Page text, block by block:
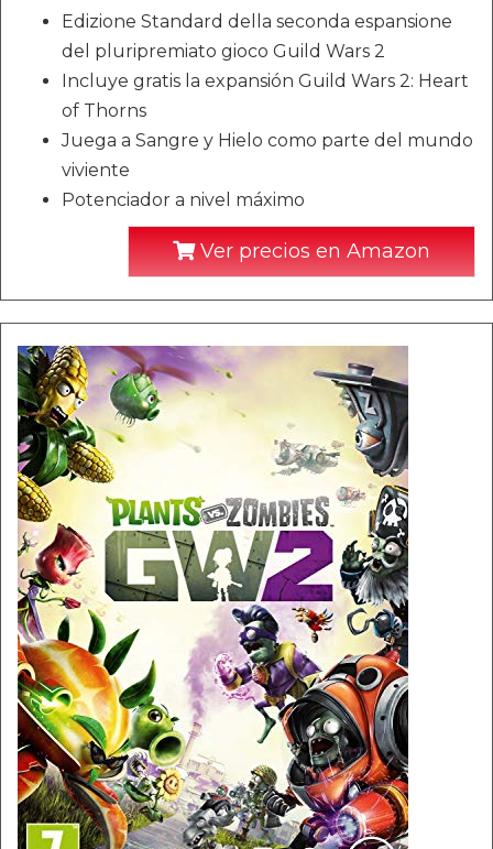
Edizione Standard della seconda espansione
del pluripremiato gioco Guild Wars 2
Incluye gratis la expansión Guild Wars 2: Heart
of Thorns
Juega a Sangre y Hielo como parte del mundo
viviente
Potenciador a nivel máximo
Ver precios en Amazon